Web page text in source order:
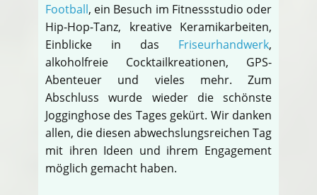
Football, ein Besuch im Fitnessstudio oder
Hip-Hop-Tanz, kreative Keramikarbeiten,
Einblicke in das Friseurhandwerk,
alkoholfreie Cocktailkreationen, GPS-
Abenteuer und vieles mehr. Zum
Abschluss wurde wieder die schönste
Jogginghose des Tages gekürt. Wir danken
allen, die diesen abwechslungsreichen Tag
mit ihren Ideen und ihrem Engagement
möglich gemacht haben.